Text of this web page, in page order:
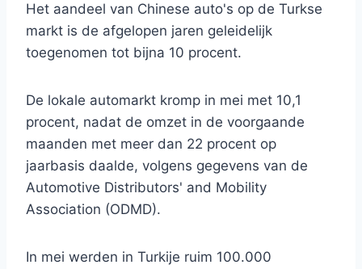
Het aandeel van Chinese auto's op de Turkse
markt is de afgelopen jaren geleidelijk
toegenomen tot bijna 10 procent.
De lokale automarkt kromp in mei met 10,1
procent, nadat de omzet in de voorgaande
maanden met meer dan 22 procent op
jaarbasis daalde, volgens gegevens van de
Automotive Distributors' and Mobility
Association (ODMD).
In mei werden in Turkije ruim 100.000